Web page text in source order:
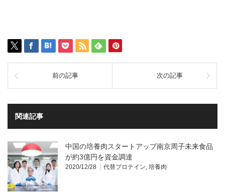
前の記事 次の記事
関連記事
中国の培養肉スタートアップ南京周子未来食品
が約3億円を資金調達
2020/12/28 代替プロテイン 培養肉